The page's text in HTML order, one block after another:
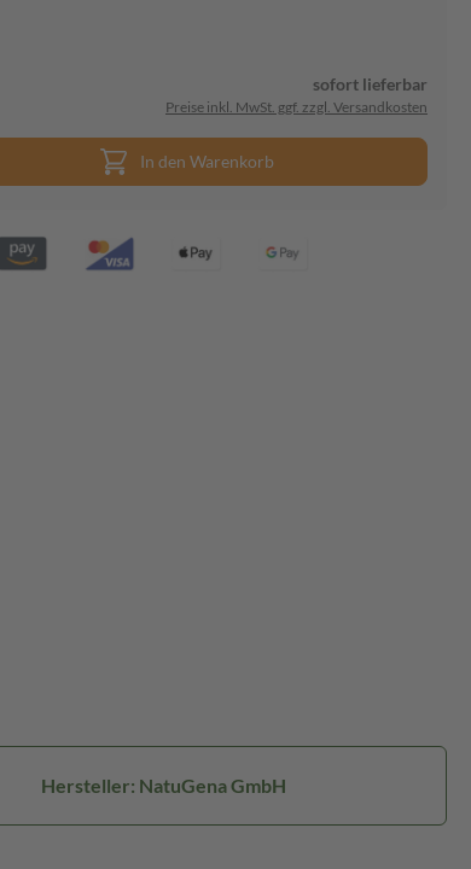
sofort lieferbar
Preise inkl. MwSt. ggf. zzgl. Versandkosten
In den Warenkorb
Hersteller: NatuGena GmbH